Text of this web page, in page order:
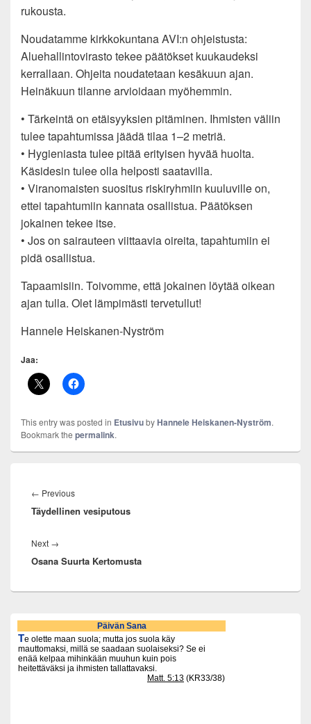
rukousta.
Noudatamme kirkkokuntana AVI:n ohjeistusta:
Aluehallintovirasto tekee päätökset kuukaudeksi
kerrallaan. Ohjeita noudatetaan kesäkuun ajan.
Heinäkuun tilanne arvioidaan myöhemmin.
• Tärkeintä on etäisyyksien pitäminen. Ihmisten väliin
tulee tapahtumissa jäädä tilaa 1–2 metriä.
• Hygieniasta tulee pitää erityisen hyvää huolta.
Käsidesin tulee olla helposti saatavilla.
• Viranomaisten suositus riskiryhmiin kuuluville on,
ettei tapahtumiin kannata osallistua. Päätöksen
jokainen tekee itse.
• Jos on sairauteen viittaavia oireita, tapahtumiin ei
pidä osallistua.
Tapaamisiin. Toivomme, että jokainen löytää oikean
ajan tulla. Olet lämpimästi tervetullut!
Hannele Heiskanen-Nyström
Jaa:
This entry was posted in EtusivubyHannele Heiskanen-Nyström.
Bookmark the permalink.
selaus
← PreviousPrevious
post:
Täydellinen vesiputous
Next →
post:
Osana Suurta Kertomusta
Primary
Sidebar
Widget
Area